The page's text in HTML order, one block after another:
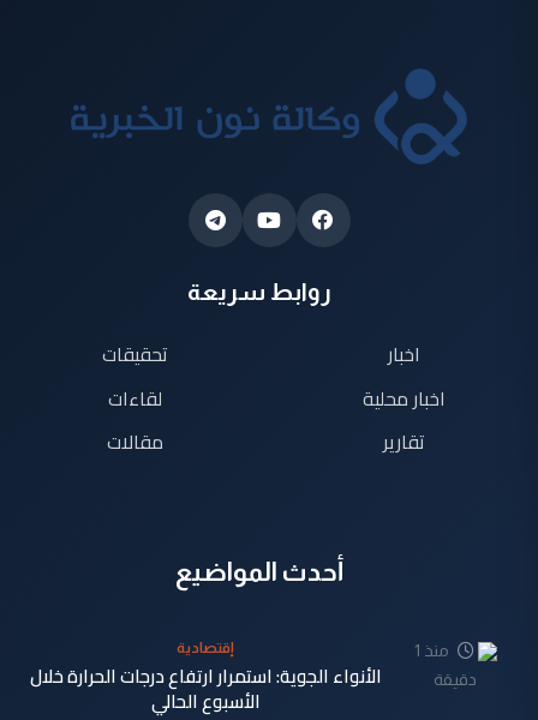
روابط سريعة
اخبار
اخبار محلية
تقارير
تحقيقات
لقاءات
مقالات
أحدث المواضيع
منذ 1
دقيقة
إقتصادية
الأنواء الجوية: استمرار ارتفاع درجات الحرارة خلال
الأسبوع الحالي